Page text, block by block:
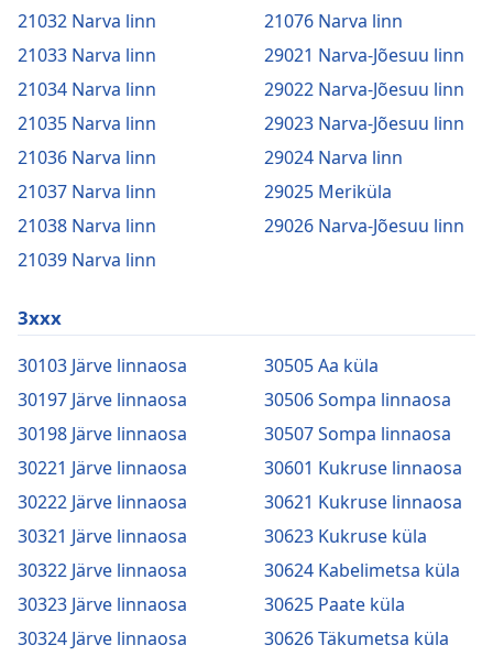
21032 Narva linn
21033 Narva linn
21034 Narva linn
21035 Narva linn
21036 Narva linn
21037 Narva linn
21038 Narva linn
21039 Narva linn
21076 Narva linn
29021 Narva-Jõesuu linn
29022 Narva-Jõesuu linn
29023 Narva-Jõesuu linn
29024 Narva linn
29025 Meriküla
29026 Narva-Jõesuu linn
3xxx
30103 Järve linnaosa
30197 Järve linnaosa
30198 Järve linnaosa
30221 Järve linnaosa
30222 Järve linnaosa
30321 Järve linnaosa
30322 Järve linnaosa
30323 Järve linnaosa
30324 Järve linnaosa
30505 Aa küla
30506 Sompa linnaosa
30507 Sompa linnaosa
30601 Kukruse linnaosa
30621 Kukruse linnaosa
30623 Kukruse küla
30624 Kabelimetsa küla
30625 Paate küla
30626 Täkumetsa küla